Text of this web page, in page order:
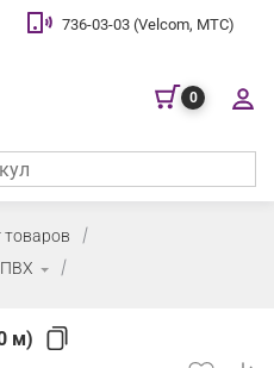
736-03-03 (Velcom, МТС)
0
товаров
м)